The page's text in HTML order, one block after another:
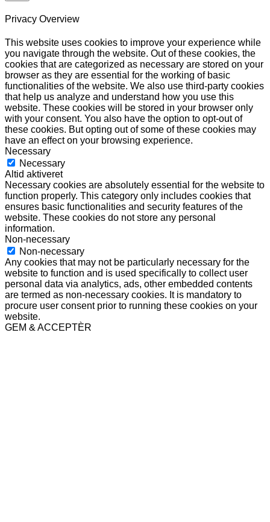
Privacy Overview
This website uses cookies to improve your experience while
you navigate through the website. Out of these cookies, the
cookies that are categorized as necessary are stored on your
browser as they are essential for the working of basic
functionalities of the website. We also use third-party cookies
that help us analyze and understand how you use this
website. These cookies will be stored in your browser only
with your consent. You also have the option to opt-out of
these cookies. But opting out of some of these cookies may
have an effect on your browsing experience.
Necessary
Necessary
Altid aktiveret
Necessary cookies are absolutely essential for the website to
function properly. This category only includes cookies that
ensures basic functionalities and security features of the
website. These cookies do not store any personal
information.
Non-necessary
Non-necessary
Any cookies that may not be particularly necessary for the
website to function and is used specifically to collect user
personal data via analytics, ads, other embedded contents
are termed as non-necessary cookies. It is mandatory to
procure user consent prior to running these cookies on your
website.
GEM & ACCEPTÈR